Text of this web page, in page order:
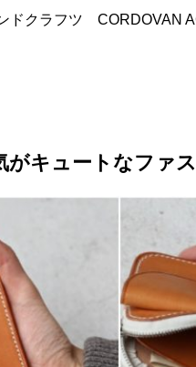
ドクラフツ CORDOVAN
がキュートなファ